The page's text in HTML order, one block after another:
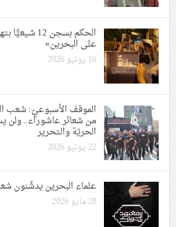
الحكم بسجن
على البحرين»
16 يونيو 2026
الموقف الأسبوعيّ: شعب
من شعائر عاشوراء.. ولن
الحريّة والتحرير
22 يونيو 2026
علماء البحرين يدشّنون شعار
28 مايو 2026